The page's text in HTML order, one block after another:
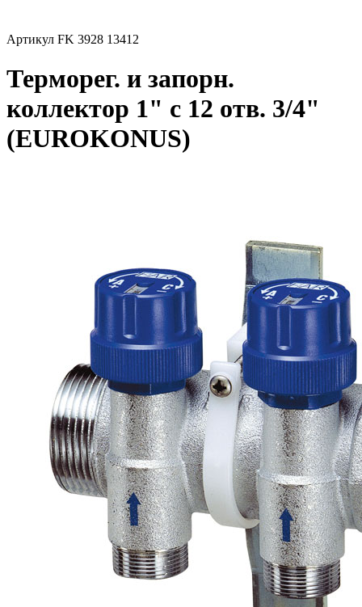
Артикул FK 3928 13412
Терморег. и запорн.
коллектор 1" с 12 отв. 3/4"
(EUROKONUS)